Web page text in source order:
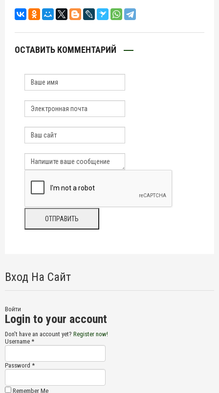
ОСТАВИТЬ КОММЕНТАРИЙ
Вход На Сайт
Войти
Login to your account
Don't have an account yet? Register now!
Username *
Password *
Remember Me